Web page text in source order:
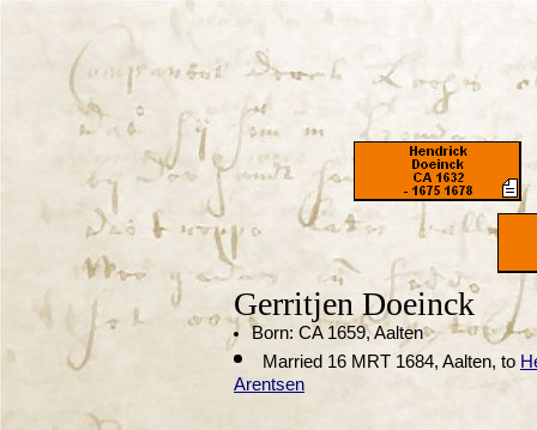
Gerritjen Doeinck
Born: CA 1659, Aalten
Married 16 MRT 1684, Aalten, to
Arentsen